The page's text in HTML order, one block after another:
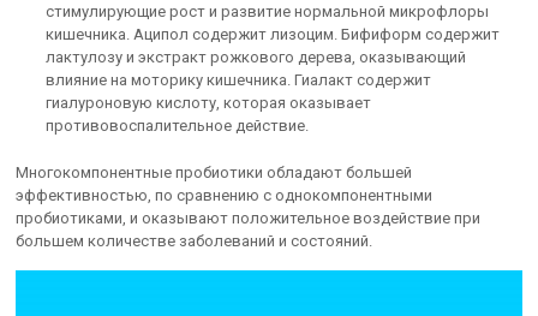
стимулирующие рост и развитие нормальной микрофлоры
кишечника. Аципол содержит лизоцим. Бифиформ содержит
лактулозу и экстракт рожкового дерева, оказывающий
влияние на моторику кишечника. Гиалакт содержит
гиалуроновую кислоту, которая оказывает
противовоспалительное действие.
Многокомпонентные пробиотики обладают большей
эффективностью, по сравнению с однокомпонентными
пробиотиками, и оказывают положительное воздействие при
большем количестве заболеваний и состояний.